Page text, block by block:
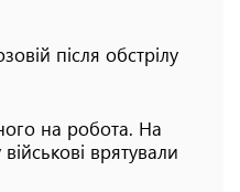
після обстрілу
на робота. На
врятували